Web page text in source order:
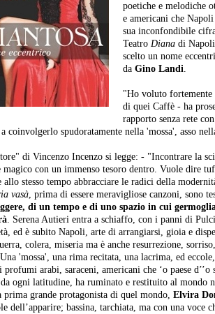
poetiche e melodiche
e americani che
sua inconfondibile
Teatro Diana di
scelto un nome
da Gino Landi.
"Ho voluto fortemente
di quei Caffè - ha
rapporto senza rete
coinvolgerlo spudoratamente nella 'mossa', asso
di Vincenzo Incenzo si legge: - "Incontrare la
con un immenso tesoro dentro. Vuole dire
allo stesso tempo abbracciare le radici della
vasà, prima di essere meravigliose canzoni, sono
di un tempo e di uno spazio in cui
. Serena Autieri entra a schiaffo, con i panni di
ed è subito Napoli, arte di arrangiarsi, gioia e
colera, miseria ma è anche resurrezione,
'mossa', una rima recitata, una lacrima, ed
profumi arabi, saraceni, americani che ‘o paese
ogni latitudine, ha ruminato e restituito al mondo
prima grande protagonista di quel mondo, Elvira
dell’apparire; bassina, tarchiata, ma con una voce